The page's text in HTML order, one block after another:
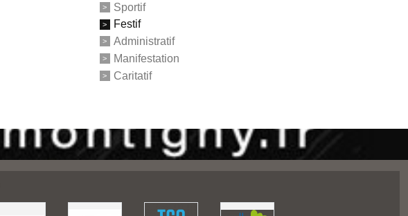
Sportif
Festif
Administratif
Manifestation
Caritatif